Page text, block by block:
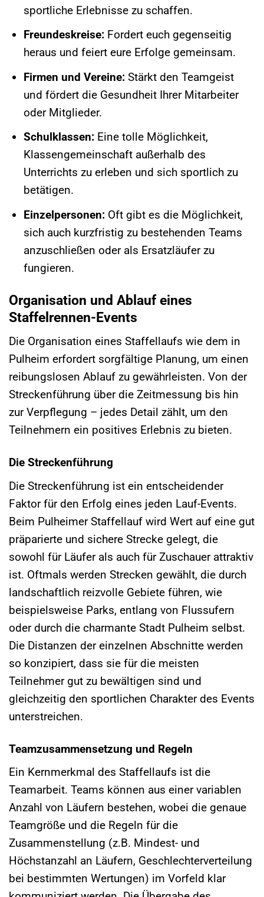
sportliche Erlebnisse zu schaffen.
Freundeskreise:Fordert euch gegenseitig
heraus und feiert eure Erfolge gemeinsam.
Firmen und Vereine:Stärkt den Teamgeist
und fördert die Gesundheit Ihrer Mitarbeiter
oder Mitglieder.
Schulklassen:Eine tolle Möglichkeit,
Klassengemeinschaft außerhalb des
Unterrichts zu erleben und sich sportlich zu
betätigen.
Einzelpersonen:Oft gibt es die Möglichkeit,
sich auch kurzfristig zu bestehenden Teams
anzuschließen oder als Ersatzläufer zu
fungieren.
Organisation und Ablauf eines
Staffelrennen-Events
Die Organisation eines Staffellaufs wie dem in
Pulheim erfordert sorgfältige Planung, um einen
reibungslosen Ablauf zu gewährleisten. Von der
Streckenführung über die Zeitmessung bis hin
zur Verpflegung – jedes Detail zählt, um den
Teilnehmern ein positives Erlebnis zu bieten.
Die Streckenführung
Die Streckenführung ist ein entscheidender
Faktor für den Erfolg eines jeden Lauf-Events.
Beim Pulheimer Staffellauf wird Wert auf eine gut
präparierte und sichere Strecke gelegt, die
sowohl für Läufer als auch für Zuschauer attraktiv
ist. Oftmals werden Strecken gewählt, die durch
landschaftlich reizvolle Gebiete führen, wie
beispielsweise Parks, entlang von Flussufern
oder durch die charmante Stadt Pulheim selbst.
Die Distanzen der einzelnen Abschnitte werden
so konzipiert, dass sie für die meisten
Teilnehmer gut zu bewältigen sind und
gleichzeitig den sportlichen Charakter des Events
unterstreichen.
Teamzusammensetzung und Regeln
Ein Kernmerkmal des Staffellaufs ist die
Teamarbeit. Teams können aus einer variablen
Anzahl von Läufern bestehen, wobei die genaue
Teamgröße und die Regeln für die
Zusammenstellung (z.B. Mindest- und
Höchstanzahl an Läufern, Geschlechterverteilung
bei bestimmten Wertungen) im Vorfeld klar